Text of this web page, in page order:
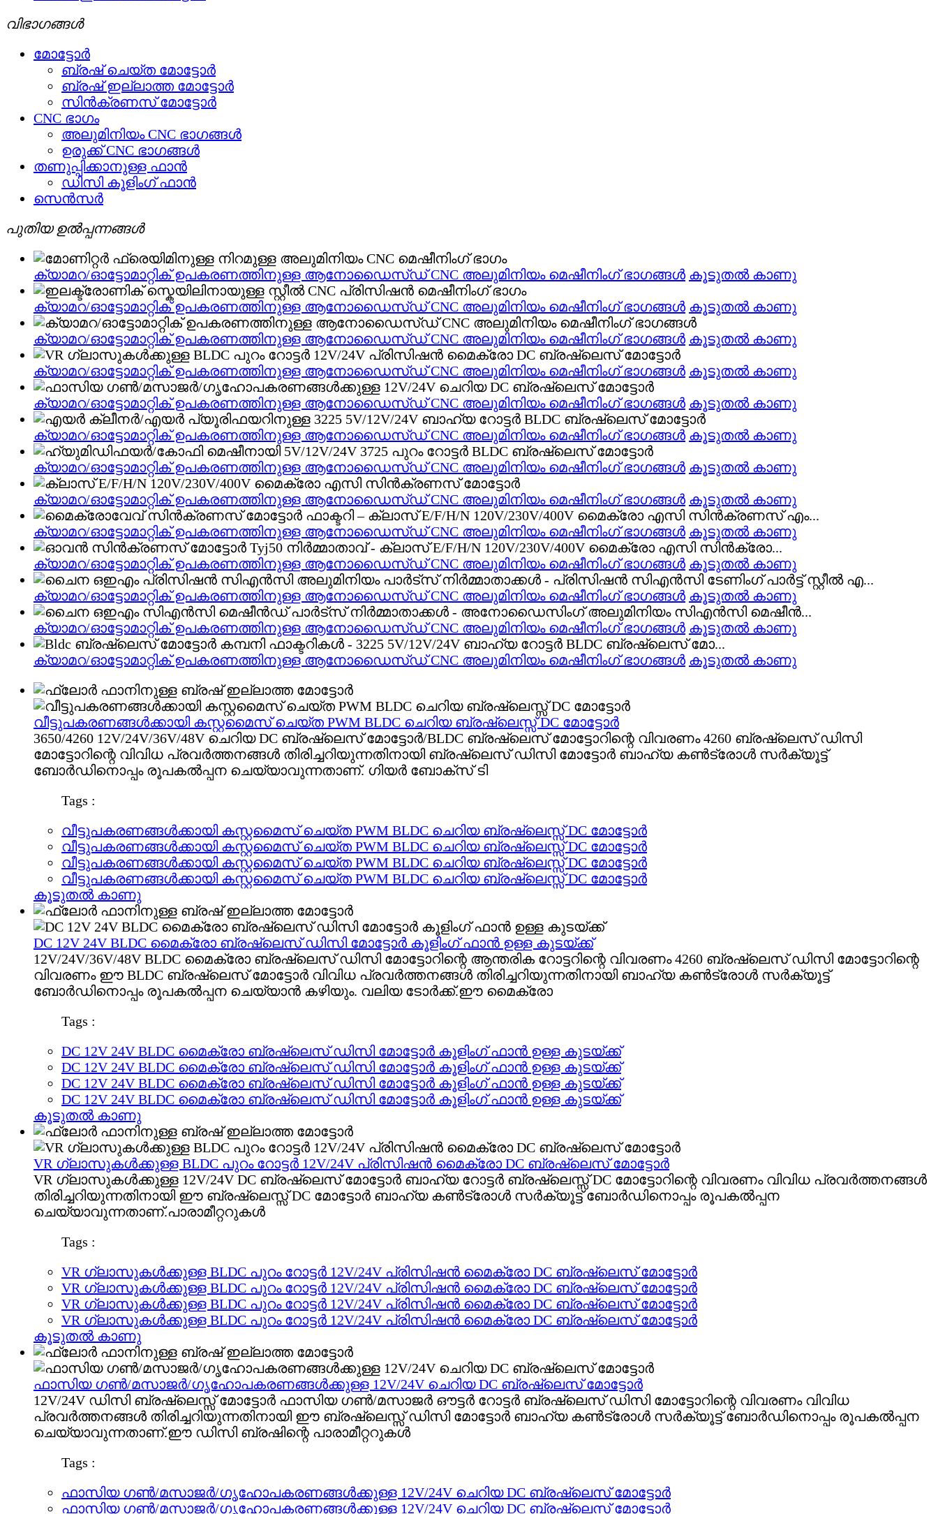
വിഭാഗങ്ങൾ
മോട്ടോർ
ബ്രഷ് ചെയ്ത മോട്ടോർ
ബ്രഷ് ഇല്ലാത്ത മോട്ടോർ
സിൻക്രണസ് മോട്ടോർ
CNC ഭാഗം
അലുമിനിയം CNC ഭാഗങ്ങൾ
ഉരുക്ക് CNC ഭാഗങ്ങൾ
തണുപ്പിക്കാനുള്ള ഫാൻ
ഡിസി കൂളിംഗ് ഫാൻ
സെൻസർ
പുതിയ ഉൽപ്പന്നങ്ങൾ
ക്യാമറ/ഓട്ടോമാറ്റിക് ഉപകരണത്തിനുള്ള ആനോഡൈസ്ഡ് CNC അലുമിനിയം മെഷീനിംഗ് ഭാഗങ്ങൾ കൂടുതൽ കാണു
ക്യാമറ/ഓട്ടോമാറ്റിക് ഉപകരണത്തിനുള്ള ആനോഡൈസ്ഡ് CNC അലുമിനിയം മെഷീനിംഗ് ഭാഗങ്ങൾ കൂടുതൽ കാണു
ക്യാമറ/ഓട്ടോമാറ്റിക് ഉപകരണത്തിനുള്ള ആനോഡൈസ്ഡ് CNC അലുമിനിയം മെഷീനിംഗ് ഭാഗങ്ങൾ കൂടുതൽ കാണു
ക്യാമറ/ഓട്ടോമാറ്റിക് ഉപകരണത്തിനുള്ള ആനോഡൈസ്ഡ് CNC അലുമിനിയം മെഷീനിംഗ് ഭാഗങ്ങൾ കൂടുതൽ കാണു
ക്യാമറ/ഓട്ടോമാറ്റിക് ഉപകരണത്തിനുള്ള ആനോഡൈസ്ഡ് CNC അലുമിനിയം മെഷീനിംഗ് ഭാഗങ്ങൾ കൂടുതൽ കാണു
ക്യാമറ/ഓട്ടോമാറ്റിക് ഉപകരണത്തിനുള്ള ആനോഡൈസ്ഡ് CNC അലുമിനിയം മെഷീനിംഗ് ഭാഗങ്ങൾ കൂടുതൽ കാണു
ക്യാമറ/ഓട്ടോമാറ്റിക് ഉപകരണത്തിനുള്ള ആനോഡൈസ്ഡ് CNC അലുമിനിയം മെഷീനിംഗ് ഭാഗങ്ങൾ കൂടുതൽ കാണു
ക്യാമറ/ഓട്ടോമാറ്റിക് ഉപകരണത്തിനുള്ള ആനോഡൈസ്ഡ് CNC അലുമിനിയം മെഷീനിംഗ് ഭാഗങ്ങൾ കൂടുതൽ കാണു
ക്യാമറ/ഓട്ടോമാറ്റിക് ഉപകരണത്തിനുള്ള ആനോഡൈസ്ഡ് CNC അലുമിനിയം മെഷീനിംഗ് ഭാഗങ്ങൾ കൂടുതൽ കാണു
ക്യാമറ/ഓട്ടോമാറ്റിക് ഉപകരണത്തിനുള്ള ആനോഡൈസ്ഡ് CNC അലുമിനിയം മെഷീനിംഗ് ഭാഗങ്ങൾ കൂടുതൽ കാണു
ക്യാമറ/ഓട്ടോമാറ്റിക് ഉപകരണത്തിനുള്ള ആനോഡൈസ്ഡ് CNC അലുമിനിയം മെഷീനിംഗ് ഭാഗങ്ങൾ കൂടുതൽ കാണു
ക്യാമറ/ഓട്ടോമാറ്റിക് ഉപകരണത്തിനുള്ള ആനോഡൈസ്ഡ് CNC അലുമിനിയം മെഷീനിംഗ് ഭാഗങ്ങൾ കൂടുതൽ കാണു
ക്യാമറ/ഓട്ടോമാറ്റിക് ഉപകരണത്തിനുള്ള ആനോഡൈസ്ഡ് CNC അലുമിനിയം മെഷീനിംഗ് ഭാഗങ്ങൾ കൂടുതൽ കാണു
വീട്ടുപകരണങ്ങൾക്കായി കസ്റ്റമൈസ് ചെയ്ത PWM BLDC ചെറിയ ബ്രഷ്‌ലെസ്സ് DC മോട്ടോർ
3650/4260 12V/24V/36V/48V ചെറിയ DC ബ്രഷ്‌ലെസ് മോട്ടോർ/BLDC ബ്രഷ്‌ലെസ് മോട്ടോറിന്റെ വിവരണം 4260 ബ്രഷ്‌ലെസ് ഡിസി
മോട്ടോറിന്റെ വിവിധ പ്രവർത്തനങ്ങൾ തിരിച്ചറിയുന്നതിനായി ബ്രഷ്‌ലെസ് ഡിസി മോട്ടോർ ബാഹ്യ കൺട്രോൾ സർക്യൂട്ട്
ബോർഡിനൊപ്പം രൂപകൽപ്പന ചെയ്യാവുന്നതാണ്. ഗിയർ ബോക്സ് ടി
Tags :
വീട്ടുപകരണങ്ങൾക്കായി കസ്റ്റമൈസ് ചെയ്ത PWM BLDC ചെറിയ ബ്രഷ്‌ലെസ്സ് DC മോട്ടോർ
വീട്ടുപകരണങ്ങൾക്കായി കസ്റ്റമൈസ് ചെയ്ത PWM BLDC ചെറിയ ബ്രഷ്‌ലെസ്സ് DC മോട്ടോർ
വീട്ടുപകരണങ്ങൾക്കായി കസ്റ്റമൈസ് ചെയ്ത PWM BLDC ചെറിയ ബ്രഷ്‌ലെസ്സ് DC മോട്ടോർ
വീട്ടുപകരണങ്ങൾക്കായി കസ്റ്റമൈസ് ചെയ്ത PWM BLDC ചെറിയ ബ്രഷ്‌ലെസ്സ് DC മോട്ടോർ
കൂടുതൽ കാണു
DC 12V 24V BLDC മൈക്രോ ബ്രഷ്‌ലെസ് ഡിസി മോട്ടോർ കൂളിംഗ് ഫാൻ ഉള്ള കുടയ്ക്ക്
12V/24V/36V/48V BLDC മൈക്രോ ബ്രഷ്‌ലെസ് ഡിസി മോട്ടോറിന്റെ ആന്തരിക റോട്ടറിന്റെ വിവരണം 4260 ബ്രഷ്‌ലെസ് ഡിസി മോട്ടോറിന്റെ
വിവരണം ഈ BLDC ബ്രഷ്‌ലെസ് മോട്ടോർ വിവിധ പ്രവർത്തനങ്ങൾ തിരിച്ചറിയുന്നതിനായി ബാഹ്യ കൺട്രോൾ സർക്യൂട്ട്
ബോർഡിനൊപ്പം രൂപകൽപ്പന ചെയ്യാൻ കഴിയും. വലിയ ടോർക്ക്.ഈ മൈക്രോ
Tags :
DC 12V 24V BLDC മൈക്രോ ബ്രഷ്‌ലെസ് ഡിസി മോട്ടോർ കൂളിംഗ് ഫാൻ ഉള്ള കുടയ്ക്ക്
DC 12V 24V BLDC മൈക്രോ ബ്രഷ്‌ലെസ് ഡിസി മോട്ടോർ കൂളിംഗ് ഫാൻ ഉള്ള കുടയ്ക്ക്
DC 12V 24V BLDC മൈക്രോ ബ്രഷ്‌ലെസ് ഡിസി മോട്ടോർ കൂളിംഗ് ഫാൻ ഉള്ള കുടയ്ക്ക്
DC 12V 24V BLDC മൈക്രോ ബ്രഷ്‌ലെസ് ഡിസി മോട്ടോർ കൂളിംഗ് ഫാൻ ഉള്ള കുടയ്ക്ക്
കൂടുതൽ കാണു
VR ഗ്ലാസുകൾക്കുള്ള BLDC പുറം റോട്ടർ 12V/24V പ്രിസിഷൻ മൈക്രോ DC ബ്രഷ്‌ലെസ് മോട്ടോർ
VR ഗ്ലാസുകൾക്കുള്ള 12V/24V DC ബ്രഷ്‌ലെസ് മോട്ടോർ ബാഹ്യ റോട്ടർ ബ്രഷ്‌ലെസ്സ് DC മോട്ടോറിന്റെ വിവരണം വിവിധ പ്രവർത്തനങ്ങൾ
തിരിച്ചറിയുന്നതിനായി ഈ ബ്രഷ്‌ലെസ്സ് DC മോട്ടോർ ബാഹ്യ കൺട്രോൾ സർക്യൂട്ട് ബോർഡിനൊപ്പം രൂപകൽപ്പന
ചെയ്യാവുന്നതാണ്.പാരാമീറ്ററുകൾ
Tags :
VR ഗ്ലാസുകൾക്കുള്ള BLDC പുറം റോട്ടർ 12V/24V പ്രിസിഷൻ മൈക്രോ DC ബ്രഷ്‌ലെസ് മോട്ടോർ
VR ഗ്ലാസുകൾക്കുള്ള BLDC പുറം റോട്ടർ 12V/24V പ്രിസിഷൻ മൈക്രോ DC ബ്രഷ്‌ലെസ് മോട്ടോർ
VR ഗ്ലാസുകൾക്കുള്ള BLDC പുറം റോട്ടർ 12V/24V പ്രിസിഷൻ മൈക്രോ DC ബ്രഷ്‌ലെസ് മോട്ടോർ
VR ഗ്ലാസുകൾക്കുള്ള BLDC പുറം റോട്ടർ 12V/24V പ്രിസിഷൻ മൈക്രോ DC ബ്രഷ്‌ലെസ് മോട്ടോർ
കൂടുതൽ കാണു
ഫാസിയ ഗൺ/മസാജർ/ഗൃഹോപകരണങ്ങൾക്കുള്ള 12V/24V ചെറിയ DC ബ്രഷ്‌ലെസ് മോട്ടോർ
12V/24V ഡിസി ബ്രഷ്‌ലെസ്സ് മോട്ടോർ ഫാസിയ ഗൺ/മസാജർ ഔട്ടർ റോട്ടർ ബ്രഷ്‌ലെസ് ഡിസി മോട്ടോറിന്റെ വിവരണം വിവിധ
പ്രവർത്തനങ്ങൾ തിരിച്ചറിയുന്നതിനായി ഈ ബ്രഷ്‌ലെസ്സ് ഡിസി മോട്ടോർ ബാഹ്യ കൺട്രോൾ സർക്യൂട്ട് ബോർഡിനൊപ്പം രൂപകൽപ്പന
ചെയ്യാവുന്നതാണ്.ഈ ഡിസി ബ്രഷിന്റെ പാരാമീറ്ററുകൾ
Tags :
ഫാസിയ ഗൺ/മസാജർ/ഗൃഹോപകരണങ്ങൾക്കുള്ള 12V/24V ചെറിയ DC ബ്രഷ്‌ലെസ് മോട്ടോർ
ഫാസിയ ഗൺ/മസാജർ/ഗൃഹോപകരണങ്ങൾക്കുള്ള 12V/24V ചെറിയ DC ബ്രഷ്‌ലെസ് മോട്ടോർ